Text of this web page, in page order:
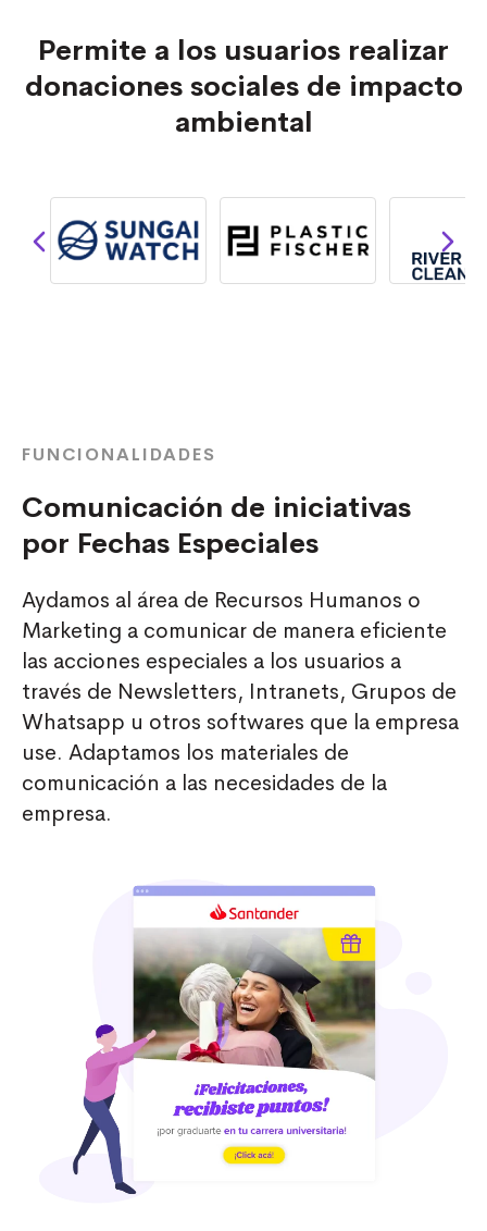
Permite a los usuarios realizar
donaciones sociales de impacto
ambiental
FUNCIONALIDADES
Comunicación de iniciativas
por Fechas Especiales
Aydamos al área de Recursos Humanos o
Marketing a comunicar de manera eficiente
las acciones especiales a los usuarios a
través de Newsletters, Intranets, Grupos de
Whatsapp u otros softwares que la empresa
use. Adaptamos los materiales de
comunicación a las necesidades de la
empresa.